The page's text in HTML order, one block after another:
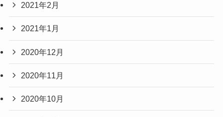
2021年2月
2021年1月
2020年12月
2020年11月
2020年10月